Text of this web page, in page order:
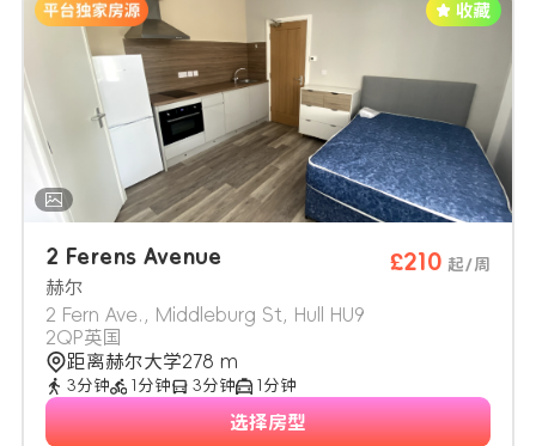
2 Ferens Avenue
赫尔
2 Fern Ave., Middleburg St, Hull HU9
2QP英国
£210 起/周
距离赫尔大学278 m
3分钟 1分钟 3分钟 1分钟
选择房型